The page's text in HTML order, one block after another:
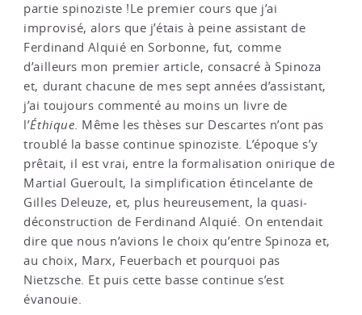
partie spinoziste !Le premier cours que j’ai
improvisé, alors que j’étais à peine assistant de
Ferdinand Alquié en Sorbonne, fut, comme
d’ailleurs mon premier article, consacré à Spinoza
et, durant chacune de mes sept années d’assistant,
j’ai toujours commenté au moins un livre de
l’Éthique. Même les thèses sur Descartes n’ont pas
troublé la basse continue spinoziste. L’époque s’y
prêtait, il est vrai, entre la formalisation onirique de
Martial Gueroult, la simplification étincelante de
Gilles Deleuze, et, plus heureusement, la quasi-
déconstruction de Ferdinand Alquié. On entendait
dire que nous n’avions le choix qu’entre Spinoza et,
au choix, Marx, Feuerbach et pourquoi pas
Nietzsche. Et puis cette basse continue s’est
évanouie.